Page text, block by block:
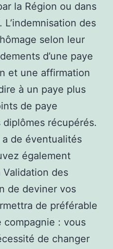
la Région ou dans
des
selon leur
d’une paye
et une affirmation
à un paye plus
de paye
récupérés.
de éventualités
également
des
de deviner vos
de préférable
compagnie : vous
de changer